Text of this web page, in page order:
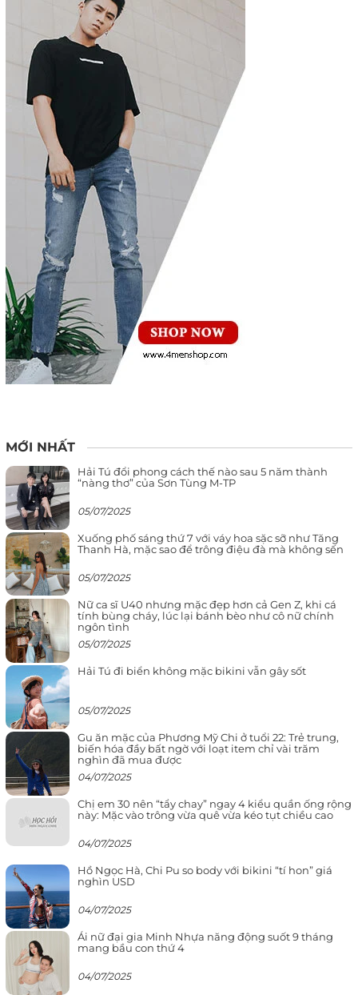
MỚI NHẤT
Hải Tú đổi phong cách thế nào sau 5 năm thành
“nàng thơ” của Sơn Tùng M-TP
05/07/2025
Xuống phố sáng thứ 7 với váy hoa sặc sỡ như Tăng
Thanh Hà, mặc sao để trông điệu đà mà không sến
05/07/2025
Nữ ca sĩ U40 nhưng mặc đẹp hơn cả Gen Z, khi cá
tính bùng cháy, lúc lại bánh bèo như cô nữ chính
ngôn tình
05/07/2025
Hải Tú đi biển không mặc bikini vẫn gây sốt
05/07/2025
Gu ăn mặc của Phương Mỹ Chi ở tuổi 22: Trẻ trung,
biến hóa đầy bất ngờ với loạt item chỉ vài trăm
nghìn đã mua được
04/07/2025
Chị em 30 nên “tẩy chay” ngay 4 kiểu quần ống rộng
này: Mặc vào trông vừa quê vừa kéo tụt chiều cao
04/07/2025
Hồ Ngọc Hà, Chi Pu so body với bikini “tí hon” giá
nghìn USD
04/07/2025
Ái nữ đại gia Minh Nhựa năng động suốt 9 tháng
mang bầu con thứ 4
04/07/2025